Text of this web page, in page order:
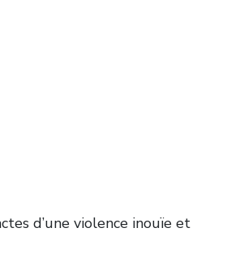
d’une violence inouïe et